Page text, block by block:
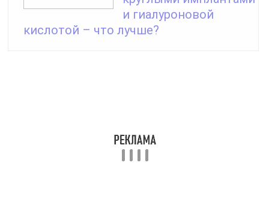
и гиалуроновой
кислотой – что лучше?
связанных с выбранной вами процедурой.